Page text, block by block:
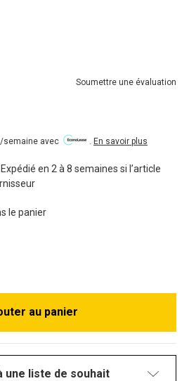
Soumettre une évaluation
semaine avec . En savoir plus
Expédié en 2 à 8 semaines si l’article
le panier
DE CHAISE AVEC BRAS CANNES -
LA QUANTITÉ DE CHAISE AVEC
une liste de souhait